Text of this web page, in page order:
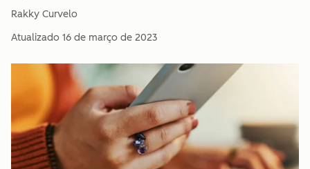
Rakky Curvelo
Atualizado 16 de março de 2023